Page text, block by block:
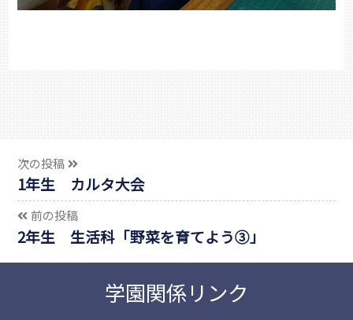
次の投稿
1年生 カルタ大会
前の投稿
2年生 生活科「野菜を育てよう③」
学園関係リンク